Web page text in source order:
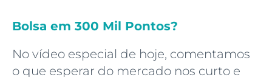
Bolsa em 300 Mil Pontos?
No vídeo especial de hoje, comentamos
o que esperar do mercado nos curto e